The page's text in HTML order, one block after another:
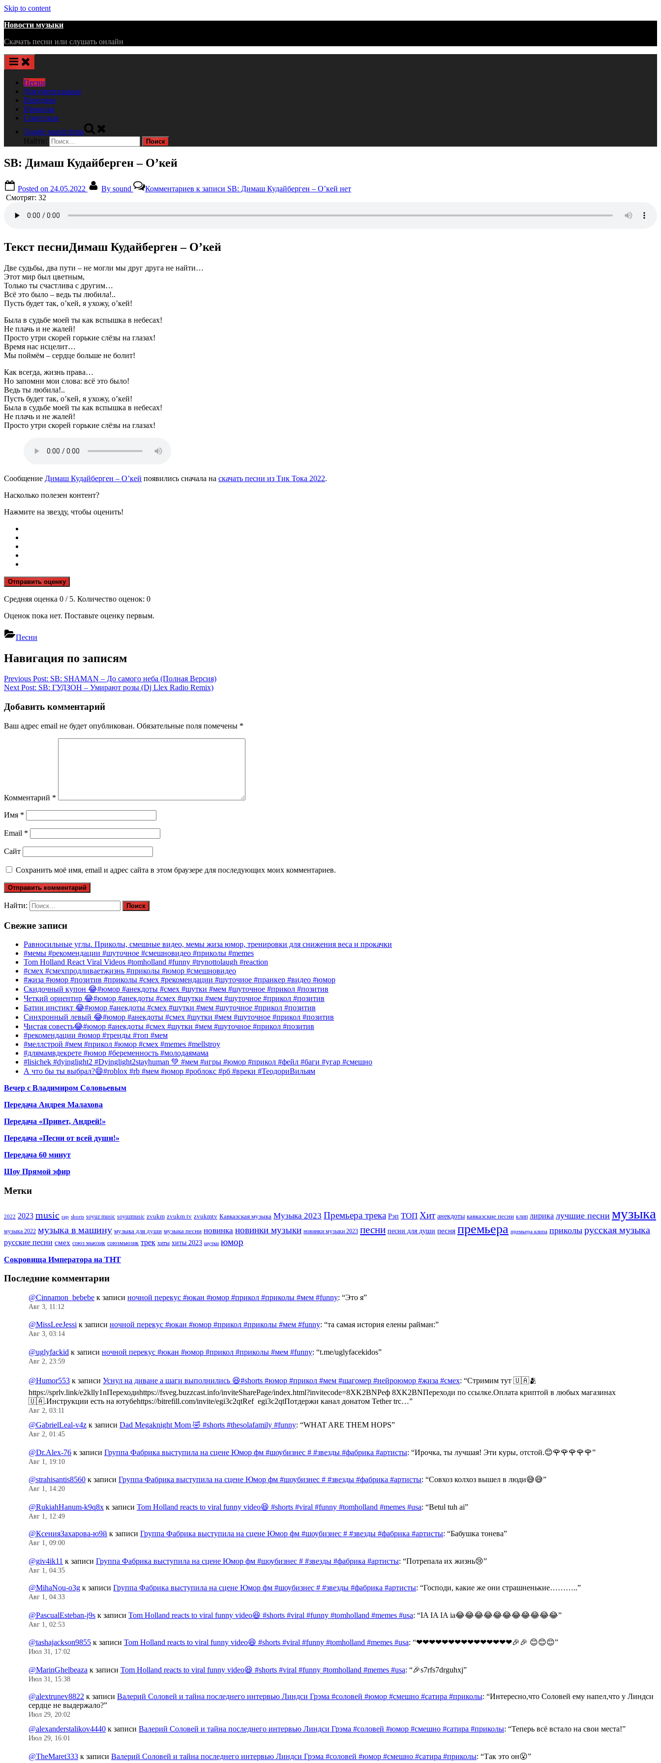
Skip to content
Новости музыки
Скачать песни или слушать онлайн
Песни
Документальные
Передачи
Приколы
Советские
Toggle search form
Найти:
SB: Димаш Кудайберген – О’кей
Posted on 24.05.2022 By sound Комментариев к записи SB: Димаш Кудайберген – О’кей нет
Смотрят: 32
Текст песниДимаш Кудайберген – О’кей
Две судьбы, два пути – не могли мы друг друга не найти…
Этот мир был цветным,
Только ты счастлива с другим…
Всё это было – ведь ты любила!..
Пусть будет так, о’кей, я ухожу, о’кей!
Была в судьбе моей ты как вспышка в небесах!
Не плачь и не жалей!
Просто утри скорей горькие слёзы на глазах!
Время нас исцелит…
Мы поймём – сердце больше не болит!
Как всегда, жизнь права…
Но запомни мои слова: всё это было!
Ведь ты любила!..
Пусть будет так, о’кей, я ухожу, о’кей!
Была в судьбе моей ты как вспышка в небесах!
Не плачь и не жалей!
Просто утри скорей горькие слёзы на глазах!
Сообщение Димаш Кудайберген – О’кей появились сначала на скачать песни из Тик Тока 2022.
Насколько полезен контент?
Нажмите на звезду, чтобы оценить!
Отправить оценку
Средняя оценка 0 / 5. Количество оценок: 0
Оценок пока нет. Поставьте оценку первым.
Песни
Навигация по записям
Previous Post: SB: SHAMAN – До самого неба (Полная Версия)
Next Post: SB: ГУДЗОН – Умирают розы (Dj Llex Radio Remix)
Добавить комментарий
Ваш адрес email не будет опубликован. Обязательные поля помечены *
Комментарий *
Имя *
Email *
Сайт
Сохранить моё имя, email и адрес сайта в этом браузере для последующих моих комментариев.
Найти:
Свежие записи
Равносильные углы. Приколы, смешные видео, мемы жиза юмор, тренировки для снижения веса и прокачки
#мемы #рекомендации #шуточное #смешновидео #приколы #memes
Tom Holland React Viral Videos #tomholland #funny #trynottolaugh #reaction
#смех #смехпродливаетжизнь #приколы #юмор #смешновидео
#жиза #юмор #позитив #приколы #смех #рекомендации #шуточное #пранкер #видео #юмор
Скидочный купон 😂#юмор #анекдоты #смех #шутки #мем #шуточное #прикол #позитив
Четкий ориентир 😂#юмор #анекдоты #смех #шутки #мем #шуточное #прикол #позитив
Батин инстикт 😂#юмор #анекдоты #смех #шутки #мем #шуточное #прикол #позитив
Синхронный левый 😂#юмор #анекдоты #смех #шутки #мем #шуточное #прикол #позитив
Чистая совесть😂#юмор #анекдоты #смех #шутки #мем #шуточное #прикол #позитив
#рекомендации #юмор #тренды #топ #мем
#меллстрой #мем #прикол #юмор #смех #memes #mellstroy
#длямамвдекрете #юмор #беременность #молодаямама
#lisichek #dyinglight2 #Dyinglight2stayhuman 💚 #мем #игры #юмор #прикол #фейл #баги #угар #смешно
А что бы ты выбрал?😄#roblox #rb #мем #юмор #роблокс #рб #вреки #ТеодориВильям
Вечер с Владимиром Соловьевым
Передача Андрея Малахова
Передача «Привет, Андрей!»
Передача «Песни от всей души!»
Передача 60 минут
Шоу Прямой эфир
Метки
2022 2023 music rap shorts soyuz music soyuzmusic zvukm zvukm tv zvukmtv Кавказская музыка Музыка 2023 Премьера трека Рэп ТОП Хит анекдоты кавказские песни клип лирика лучшие песни музыка
музыка 2022 музыка в машину музыка для души музыка песни новинка новинки музыки новинки музыки 2023 песни песни для души песня премьера премьера клипа приколы русская музыка
русские песни смех союз мьюзик союзмьюзик трек хиты хиты 2023 шутки юмор
Сокровища Императора на ТНТ
Последние комментарии
@Cinnamon_bebebe к записи ночной перекус #юкан #юмор #прикол #приколы #мем #funny: “Это я”
Авг 3, 11:12
@MissLeeJessi к записи ночной перекус #юкан #юмор #прикол #приколы #мем #funny: “та самая история елены райман:”
Авг 3, 03:14
@uglyfackid к записи ночной перекус #юкан #юмор #прикол #приколы #мем #funny: “t.me/uglyfacekidos”
Авг 2, 23:59
@Humor553 к записи Уснул на диване а шаги выполнились 😆#shorts #юмор #прикол #мем #шагомер #нейроюмор #жиза #смех: “Стримим тут 🇺🇦🫂
https://sprlv.link/e2klly1nПереходиhttps://fsveg.buzzcast.info/inviteSharePage/index.html?invitecode=8XK2BNРеф 8XK2BNПереходи по ссылке.Оплата криптой в любых магазинах
🇺🇦.Инструкции есть на ютубеhttps://bitrefill.com/invite/egi3c2qtRef egi3c2qtПотдержи канал донатом Tether trc…”
Авг 2, 03:11
@GabrielLeal-v4z к записи Dad Megaknight Mom 🤣 #shorts #thesolafamily #funny: “WHAT ARE THEM HOPS”
Авг 2, 01:45
@Dr.Alex-76 к записи Группа Фабрика выступила на сцене Юмор фм #шоубизнес # #звезды #фабрика #артисты: “Ирочка, ты лучшая! Эти куры, отстой.😊🌹🌹🌹🌹🌹”
Авг 1, 19:10
@strahisantis8560 к записи Группа Фабрика выступила на сцене Юмор фм #шоубизнес # #звезды #фабрика #артисты: “Совхоз колхоз вышел в люди😅😅”
Авг 1, 14:20
@RukiahHanum-k9q8x к записи Tom Holland reacts to viral funny video😆 #shorts #viral #funny #tomholland #memes #usa: “Betul tuh ai”
Авг 1, 12:49
@КсенияЗахарова-ю9й к записи Группа Фабрика выступила на сцене Юмор фм #шоубизнес # #звезды #фабрика #артисты: “Бабушка тонева”
Авг 1, 09:00
@giv4ik11 к записи Группа Фабрика выступила на сцене Юмор фм #шоубизнес # #звезды #фабрика #артисты: “Потрепала их жизнь😢”
Авг 1, 04:35
@MihaNou-o3g к записи Группа Фабрика выступила на сцене Юмор фм #шоубизнес # #звезды #фабрика #артисты: “Господи, какие же они страшненькие………..”
Авг 1, 04:33
@PascualEsteban-j9s к записи Tom Holland reacts to viral funny video😆 #shorts #viral #funny #tomholland #memes #usa: “IA IA IA ia😂😂😂😂😂😂😂😂😂😂😂”
Авг 1, 02:53
@tashajackson9855 к записи Tom Holland reacts to viral funny video😆 #shorts #viral #funny #tomholland #memes #usa: “❤❤❤❤❤❤❤❤❤❤❤❤❤❤❤🎉🎉 😊😊😊”
Июл 31, 17:02
@MarinGhelbeaza к записи Tom Holland reacts to viral funny video😆 #shorts #viral #funny #tomholland #memes #usa: “🎉s7rfs7drguhxj”
Июл 31, 15:38
@alextrunev8822 к записи Валерий Соловей и тайна последнего интервью Линдси Грэма #соловей #юмор #смешно #сатира #приколы: “Интересно,что Соловей ему напел,что у Линдси
сердце не выдержало?”
Июл 29, 20:02
@alexanderstalikov4440 к записи Валерий Соловей и тайна последнего интервью Линдси Грэма #соловей #юмор #смешно #сатира #приколы: “Теперь всё встало на свои места!”
Июл 29, 16:01
@TheMaret333 к записи Валерий Соловей и тайна последнего интервью Линдси Грэма #соловей #юмор #смешно #сатира #приколы: “Так это он😮”